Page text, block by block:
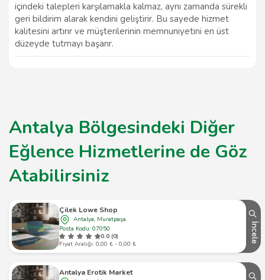
içindeki talepleri karşılamakla kalmaz, aynı zamanda sürekli
geri bildirim alarak kendini geliştirir. Bu sayede hizmet
kalitesini artırır ve müşterilerinin memnuniyetini en üst
düzeyde tutmayı başarır.
Antalya Bölgesindeki Diğer
Eğlence Hizmetlerine de Göz
Atabilirsiniz
Çilek Lowe Shop
Antalya, Muratpaşa
Posta Kodu: 07050
0.0 (0)
Fiyat Aralığı: 0,00 ₺ - 0,00 ₺
İncele
Antalya Erotik Market